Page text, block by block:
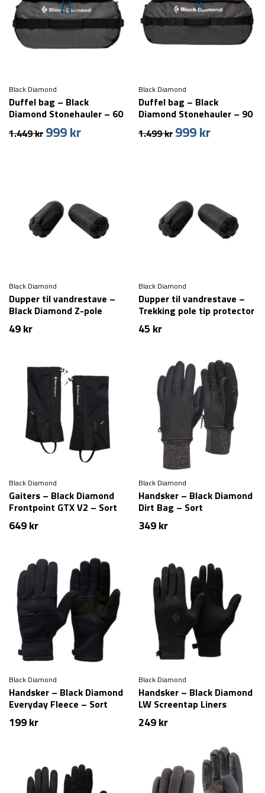
Black Diamond
Duffel bag – Black
Diamond Stonehauler – 60
1.449kr Den
999krDen
Black Diamond
Duffel bag – Black
Diamond Stonehauler – 90
1.499kr Den
999krDen
Black Diamond
Dupper til vandrestave –
Black Diamond Z-pole
rubber tip protector
49kr
Black Diamond
Dupper til vandrestave –
Trekking pole tip protector
– Black Diamond
45 kr
Black Diamond
Gaiters – Black Diamond
Frontpoint GTX V2 – Sort
649kr
Black Diamond
Handsker – Black Diamond
Dirt Bag – Sort
349kr
Black Diamond
Handsker – Black Diamond
Everyday Fleece – Sort
199kr
Black Diamond
Handsker – Black Diamond
LW Screentap Liners
249kr